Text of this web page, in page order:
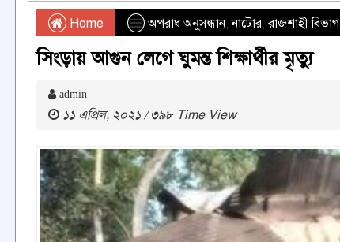
Home অপরাধ অনুসন্ধান,নাটোর,রাজশাহী বিভাগ
সিংড়ায় আগুন লেগে ঘুমন্ত শিক্ষার্থীর মৃত্যু
admin
১১ এপ্রিল, ২০২১ / ৩৯৮ Time View